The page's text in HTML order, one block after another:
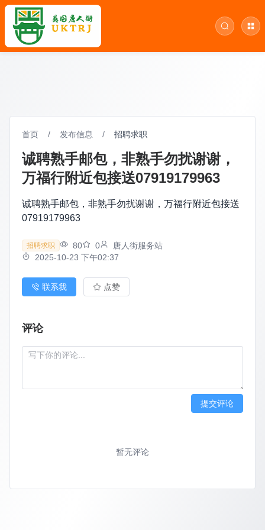
首页 / 发布信息 / 招聘求职
诚聘熟手邮包，非熟手勿扰谢谢，
万福行附近包接送07919179963
诚聘熟手邮包，非熟手勿扰谢谢，万福行附近包接送
07919179963
招聘求职 80 0
唐人街服务站
2025-10-23 下午02:37
联系我 点赞
评论
提交评论
暂无评论